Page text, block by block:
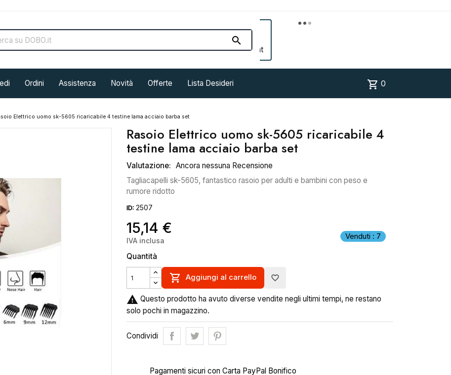


Account
Ordini Assistenza Novità Offerte Lista Desideri shopping_cart 0
Elettrico uomo sk-5605 ricaricabile 4 testine lama acciaio barba set
Rasoio Elettrico uomo sk-5605 ricaricabile 4
testine lama acciaio barba set
Valutazione: Ancora nessuna Recensione
Tagliacapelli sk-5605, fantastico rasoio per adulti e bambini con peso e
rumore ridotto
ID: 2507
15,14 € Venduti : 7
IVA inclusa
Quantità
 Aggiungi al carrello favorite_border
 Questo prodotto ha avuto diverse vendite negli ultimi tempi, ne restano
solo pochi in magazzino.
Condividi
Pagamenti sicuri con Carta PayPal Bonifico